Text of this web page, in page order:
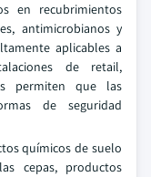
en recubrimientos
antimicrobianos y
aplicables a
de retail,
permiten que las
de seguridad
químicos de suelo
cepas, productos